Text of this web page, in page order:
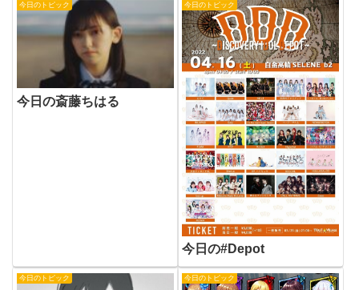
今日のトピック
今日の斎藤ちはる
今日のトピック
今日の#Depot
今日のトピック 今日のトピック